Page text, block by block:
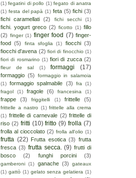
(1) fegatini di pollo (1) fegato di anatra
(1) festa del papà (1) feta (5) fichi (3)
fichi caramellati
(2) fichi secchi (1)
fichi. yogurt greco (2) ficotto (1) fillo
(2) finger (1) finger food (7) finger-
food
(5) finta sfoglia (1) fiocchi (3)
fiocchi d'avena (2) fiori di finocchio (1)
fiori di rosmarino (1) fiori di zucca (2)
fleur de sal (1) formaggi (17)
formaggio (5)
formaggio in salamoia
(1) formaggio spalmabile (3) fra (1)
fragol
(1) fragole (6) francesina (1)
frappe (3) friggitelli (1) frittelle (5)
frittelle a nastro (1) frittelle alla crema
(1) frittelle di carnevale (2) frittelle di
riso (2) fritti (10) fritto (9) frolla (7)
frolla al cioccolato (2) frolla all'olio (1)
frutta (22) Frutta esotica (3) frutta
fresca (3) frutta secca. (9) frutti di
bosco
(2) funghi porcini (3)
gamberoni (1) ganache (3)
gateaux
(1) gattò (1) gelato senza gelatiera (1)